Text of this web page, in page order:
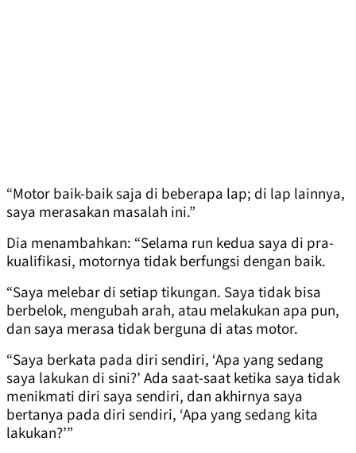
“Motor baik-baik saja di beberapa lap; di lap lainnya,
saya merasakan masalah ini.”
Dia menambahkan: “Selama run kedua saya di pra-
kualifikasi, motornya tidak berfungsi dengan baik.
“Saya melebar di setiap tikungan. Saya tidak bisa
berbelok, mengubah arah, atau melakukan apa pun,
dan saya merasa tidak berguna di atas motor.
“Saya berkata pada diri sendiri, ‘Apa yang sedang
saya lakukan di sini?’ Ada saat-saat ketika saya tidak
menikmati diri saya sendiri, dan akhirnya saya
bertanya pada diri sendiri, ‘Apa yang sedang kita
lakukan?’”